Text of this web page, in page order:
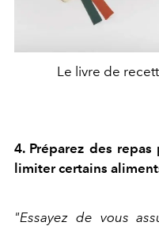
Le livre de
4. Préparez des
limiter certains
"Essayez de vous